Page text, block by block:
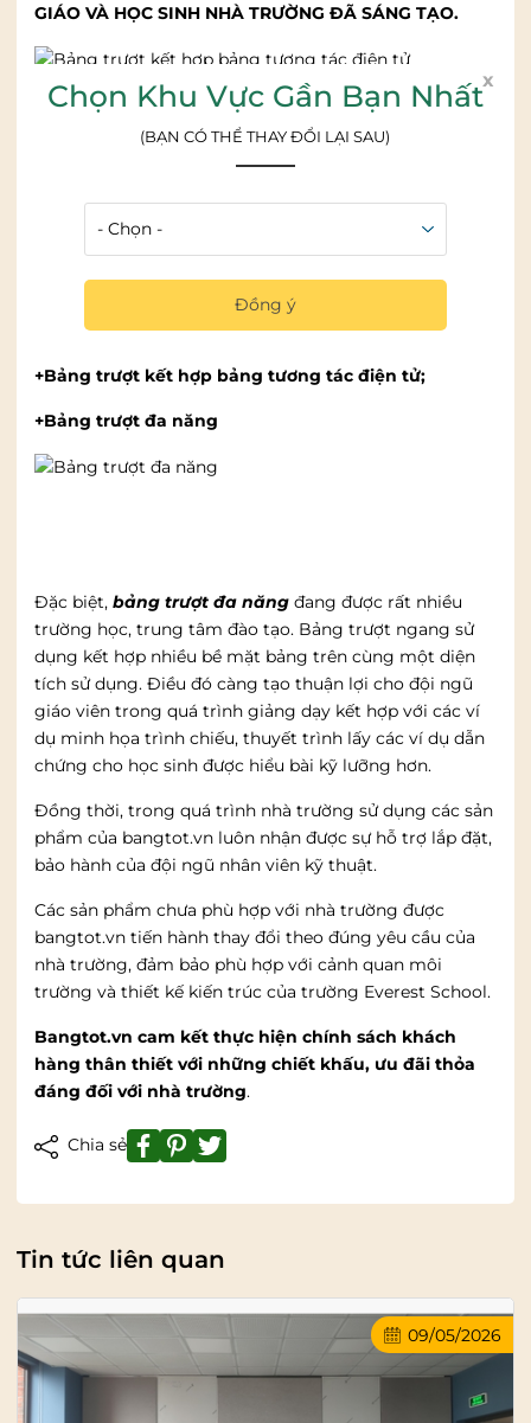
GIÁO VÀ HỌC SINH NHÀ TRƯỜNG ĐÃ SÁNG TẠO.
Với hơn 10 năm kinh nghiệm làm việc với các nhà
trường, bangtot.vn thấu hiểu được những khó khăn,
phù hợp với nhà trường như sau:
Bảng trượt ngang hai lớp;
Bảng trượt thông minh;
+Bảng trượt kết hợp bảng tương tác điện tử;
+Bảng trượt đa năng
Đặc biệt, bảng trượt đa năng đang được rất nhiều
trường học, trung tâm đào tạo. Bảng trượt ngang sử
dụng kết hợp nhiều bề mặt bảng trên cùng một diện
tích sử dụng. Điều đó càng tạo thuận lợi cho đội ngũ
giáo viên trong quá trình giảng dạy kết hợp với các ví
dụ minh họa trình chiếu, thuyết trình lấy các ví dụ dẫn
chứng cho học sinh được hiểu bài kỹ lưỡng hơn.
Đồng thời, trong quá trình nhà trường sử dụng các sản
phẩm của bangtot.vn luôn nhận được sự hỗ trợ lắp đặt,
bảo hành của đội ngũ nhân viên kỹ thuật.
Các sản phẩm chưa phù hợp với nhà trường được
bangtot.vn tiến hành thay đổi theo đúng yêu cầu của
nhà trường, đảm bảo phù hợp với cảnh quan môi
trường và thiết kế kiến trúc của trường Everest School.
Bangtot.vn cam kết thực hiện chính sách khách
hàng thân thiết với những chiết khấu, ưu đãi thỏa
đáng đối với nhà trường.
Chia sẻ
Tin tức liên quan
09/05/2026
x
Chọn Khu Vực Gần Bạn Nhất
(BẠN CÓ THỂ THAY ĐỔI LẠI SAU)
Đồng ý